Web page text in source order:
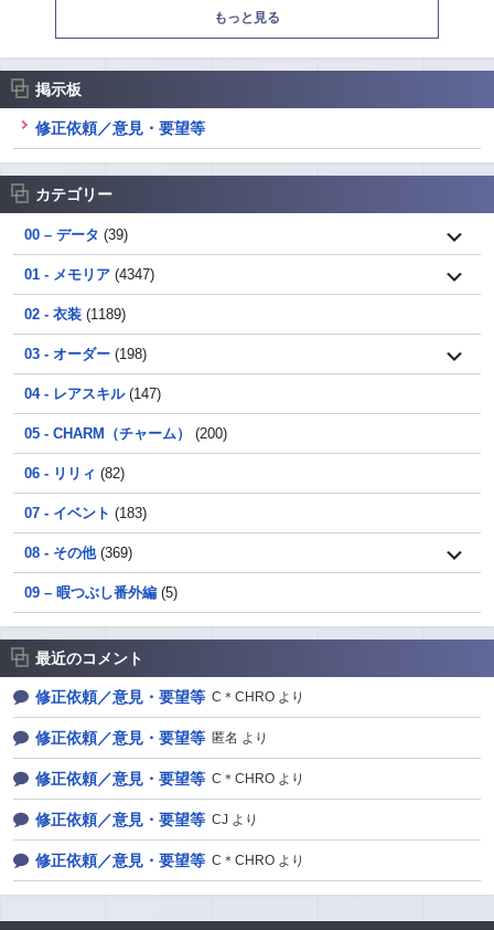
もっと見る
掲示板
修正依頼／意見・要望等
カテゴリー
00 – データ (39)
01 - メモリア (4347)
02 - 衣装 (1189)
03 - オーダー (198)
04 - レアスキル(147)
05 - CHARM（チャーム） (200)
06 - リリィ (82)
07 - イベント (183)
08 - その他(369)
09 – 暇つぶし番外編 (5)
最近のコメント
修正依頼／意見・要望等 C＊CHRO より
修正依頼／意見・要望等 匿名 より
修正依頼／意見・要望等 C＊CHRO より
修正依頼／意見・要望等 CJ より
修正依頼／意見・要望等 C＊CHRO より